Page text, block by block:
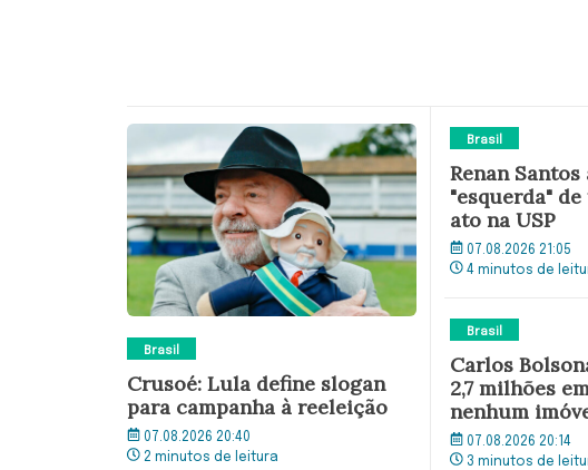
Brasil
Crusoé: Lula define slogan
para campanha à reeleição
07.08.2026 20:40
2 minutos de leitura
Brasil
Renan Santos
"esquerda"
ato na USP
07.08.2026 21:05
4 minutos de
Brasil
Carlos
2,7 milhões
nenhum
07.08.2026 20:14
3 minutos de